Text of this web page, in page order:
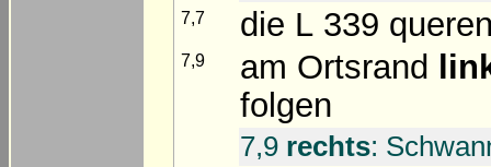
7,7 die L 339
7,9 am Ortsrand
folgen
7,9 rechts: